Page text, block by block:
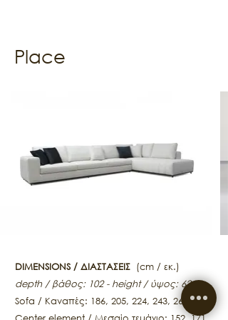
Place
DIMENSIONS / ΔΙΑΣΤΑΣΕΙΣ (cm / εκ.)
depth / βάθος: 102 - height / ύψος: 62
Sofa / Καναπές: 186, 205, 224, 243, 262 •